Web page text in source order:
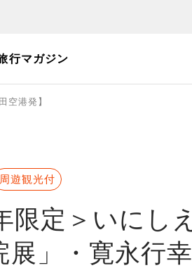
行マガジン
空港発】
限定＞いにし
」・寛永行
周遊観光付